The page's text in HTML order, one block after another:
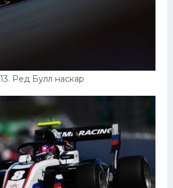
13. Ред Булл наскар